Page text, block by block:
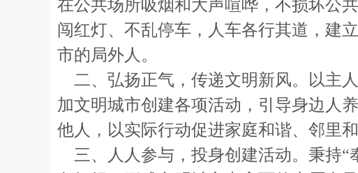
在公共场所吸烟和大声喧哗，不损坏公
闯红灯、不乱停车，人车各行其道，建
市的局外人。
二、弘扬正气，传递文明新风。以主
加文明城市创建各项活动，引导身边人
他人，以实际行动促进家庭和谐、邻里和
三、人人参与，投身创建活动。秉持“